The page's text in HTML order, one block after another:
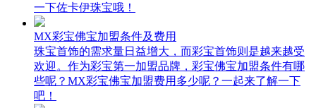
一下佐卡伊珠宝哦！
MX彩宝佛宝加盟条件及费用
珠宝首饰的需求量日益增大，而彩宝首饰则是越来越受
欢迎。作为彩宝第一加盟品牌，彩宝佛宝加盟条件有哪
些呢？MX彩宝佛宝加盟费用多少呢？一起来了解一下
吧！